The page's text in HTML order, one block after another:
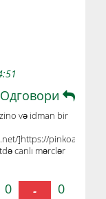
Одговори
və idman bir
]https://
canlı mərclər
0 - 0